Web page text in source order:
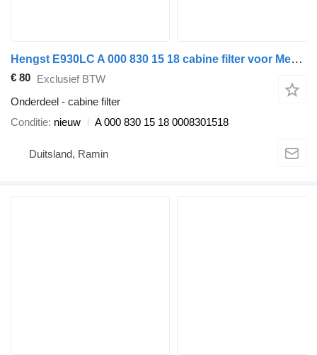
Hengst E930LC A 000 830 15 18 cabine filter voor Mercedes-Benz Actros MP1 MP2 MP3 trekker
€ 80 Exclusief BTW
Onderdeel - cabine filter
Conditie nieuw A 000 830 15 18 0008301518
Duitsland, Ramin